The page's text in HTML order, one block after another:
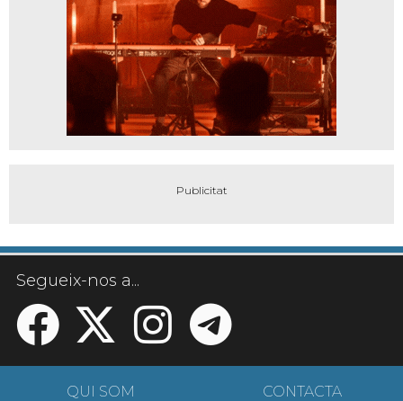
Segueix-nos a...
QUI SOM CONTACTA